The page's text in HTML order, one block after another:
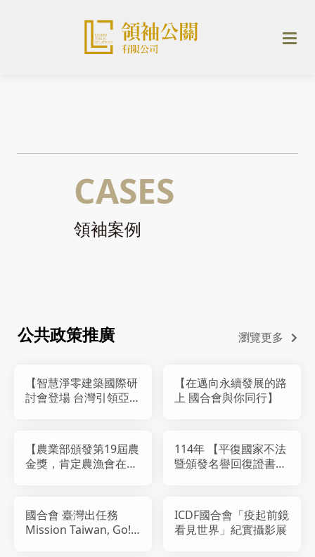
CASES
領袖案例
公共政策推廣 瀏覽更多
【智慧淨零建築國際研
討會登場 台灣引領亞太
【在邁向永續發展的路
上 國合會與你同行】
【農業部頒發第19屆農
金獎，肯定農漁會在地
114年 【平復國家不法
暨頒發名譽回復證書聯
國合會 臺灣出任務
Mission Taiwan, Go!
ICDF國合會「疫起前鏡
看見世界」紀實攝影展